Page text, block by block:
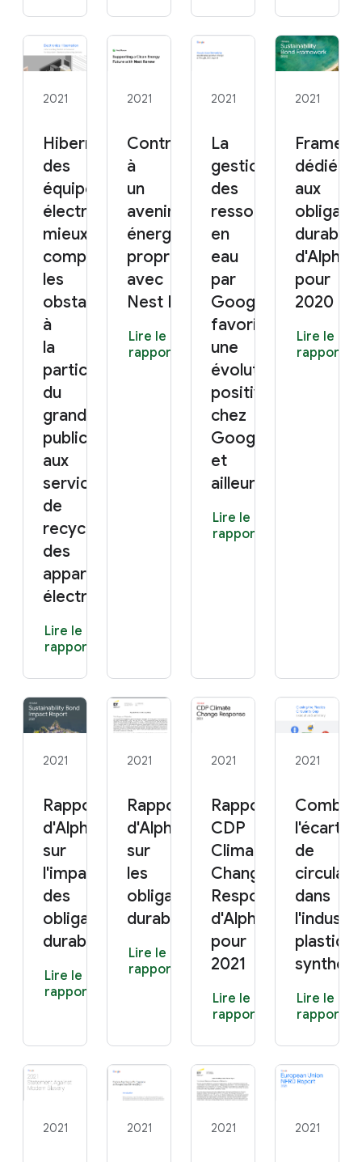
2021
Hibernation
des
équipements
électroniques :
mieux
comprendre
les
obstacles
à
la
participation
du
grand
public
aux
services
de
recyclage
des
appareils
électroniques
Lire le
rapport
2021
Contribuer
à
un
avenir
énergétique
propre
avec
Nest Renew
Lire le
rapport
2021
La
gestion
des
ressources
en
eau
par
Google :
favoriser
une
évolution
positive
chez
Google
et
ailleurs
Lire le
rapport
2021
dédié
aux
durables
pour
2020
Lire le
rapport
2021
Rapport 2021
d'Alphabet
sur
l'impact
des
obligations
durables
Lire le
rapport
2021
Rapport 2021
d'Alphabet
sur
les
obligations
durables
Lire le
rapport
2021
Rapport
CDP
Climate
Change
Response
d'Alphabet
pour
2021
Lire le
rapport
2021
Combler
l'écart
de
dans
Lire le
rapport
2021 2021 2021 2021